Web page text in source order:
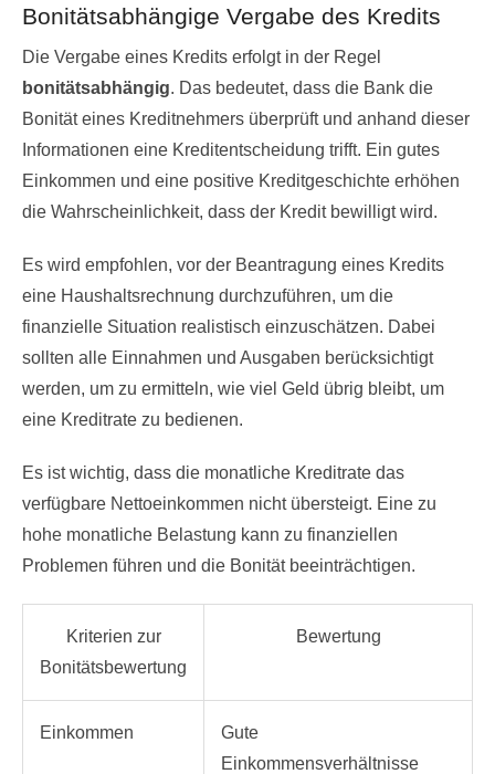
Bonitätsabhängige Vergabe des Kredits
Die Vergabe eines Kredits erfolgt in der Regel
bonitätsabhängig. Das bedeutet, dass die Bank die
Bonität eines Kreditnehmers überprüft und anhand dieser
Informationen eine Kreditentscheidung trifft. Ein gutes
Einkommen und eine positive Kreditgeschichte erhöhen
die Wahrscheinlichkeit, dass der Kredit bewilligt wird.
Es wird empfohlen, vor der Beantragung eines Kredits
eine Haushaltsrechnung durchzuführen, um die
finanzielle Situation realistisch einzuschätzen. Dabei
sollten alle Einnahmen und Ausgaben berücksichtigt
werden, um zu ermitteln, wie viel Geld übrig bleibt, um
eine Kreditrate zu bedienen.
Es ist wichtig, dass die monatliche Kreditrate das
verfügbare Nettoeinkommen nicht übersteigt. Eine zu
hohe monatliche Belastung kann zu finanziellen
Problemen führen und die Bonität beeinträchtigen.
Kriterien zur
Bonitätsbewertung
Bewertung
Einkommen
Gute
Einkommensverhältnisse